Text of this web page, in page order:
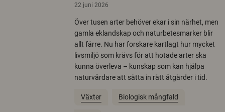
22 juni 2026
Över tusen arter behöver ekar i sin närhet, men
gamla eklandskap och naturbetesmarker blir
allt färre. Nu har forskare kartlagt hur mycket
livsmiljö som krävs för att hotade arter ska
kunna överleva – kunskap som kan hjälpa
naturvårdare att sätta in rätt åtgärder i tid.
Växter Biologisk mångfald